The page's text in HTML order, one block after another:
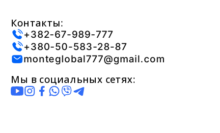
Контакты:
+382-67-989-777
+380-50-583-28-87
monteglobal777@gmail.com
Мы в социальных сетях: